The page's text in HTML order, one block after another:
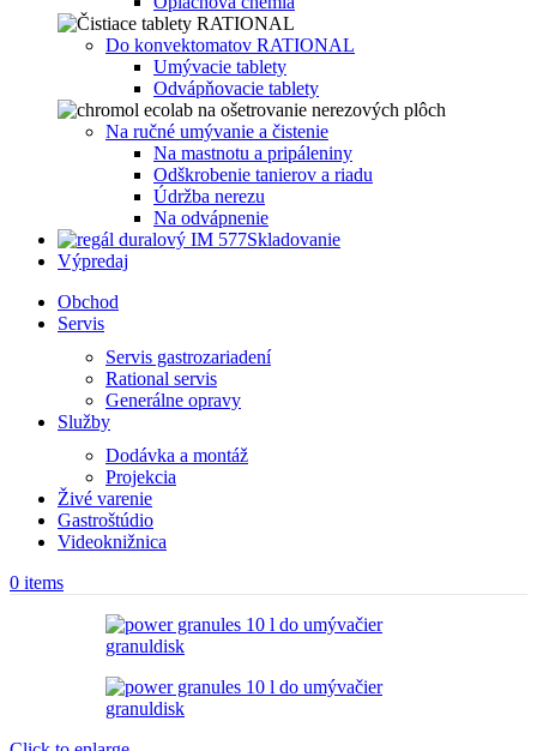
Do konvektomatov RATIONAL
Umývacie tablety
Odvápňovacie tablety
Na ručné umývanie a čistenie
Na mastnotu a pripáleniny
Odškrobenie tanierov a riadu
Údržba nerezu
Na odvápnenie
Skladovanie
Výpredaj
Obchod
Servis
Servis gastrozariadení
Rational servis
Generálne opravy
Služby
Dodávka a montáž
Projekcia
Živé varenie
Gastroštúdio
Videoknižnica
0 items